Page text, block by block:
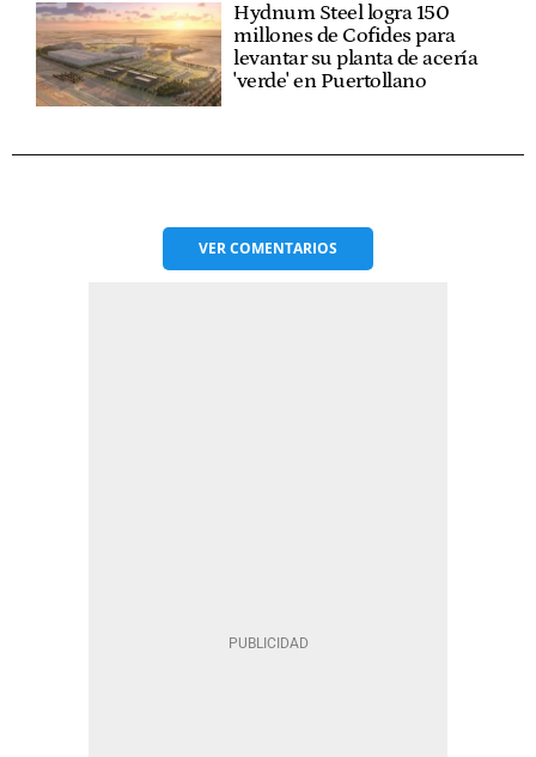
Hydnum Steel logra 150
millones de Cofides para
levantar su planta de acería
'verde' en Puertollano
VERCOMENTARIOS